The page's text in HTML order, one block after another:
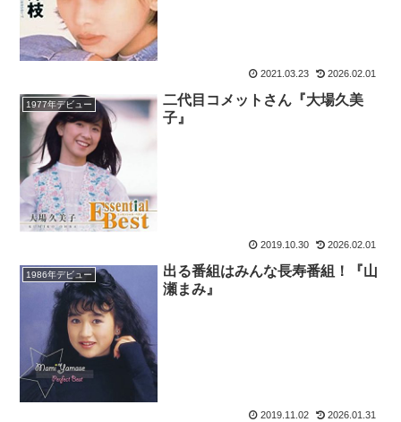
2021.03.23 2026.02.01
1977年デビュー
二代目コメットさん『大場久美
子』
2019.10.30 2026.02.01
1986年デビュー
出る番組はみんな長寿番組！『山
瀬まみ』
2019.11.02 2026.01.31